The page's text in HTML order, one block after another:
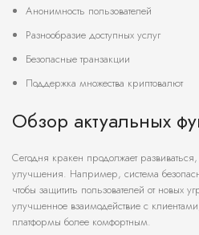
Анонимность пользователей
Разнообразие доступных услуг
Безопасные транзакции
Поддержка множества криптовалют
Обзор актуальных
Сегодня кракен продолжает
улучшения. Например, система
чтобы защитить пользователей от новых
улучшенное взаимодействие с
платформы более комфортным.